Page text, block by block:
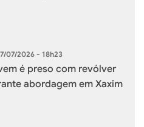
07/2026 - 18h23
é preso com revólver
abordagem em Xaxim